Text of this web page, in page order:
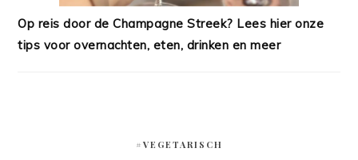
Op reis door de Champagne Streek? Lees hier onze
tips voor overnachten, eten, drinken en meer
#VEGETARISCH